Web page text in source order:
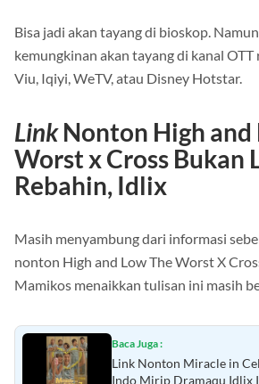
Bisa jadi akan tayang di bioskop.
kemungkinan akan tayang di kanal
Viu, Iqiyi, WeTV, atau Disney Hotstar.
LinkNonton High and
Worst x Cross Bukan
Rebahin, Idlix
Masih menyambung dari informasi
nonton High and Low The Worst X
Mamikos menaikkan tulisan ini masih
Baca Juga :
Link Nonton Miracle in
Indo Mirip Dramaqu Idlix